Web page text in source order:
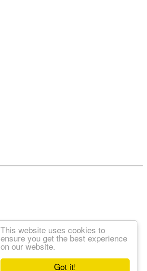
Got it!
This website uses cookies to
ensure you get the best experience
on our website.